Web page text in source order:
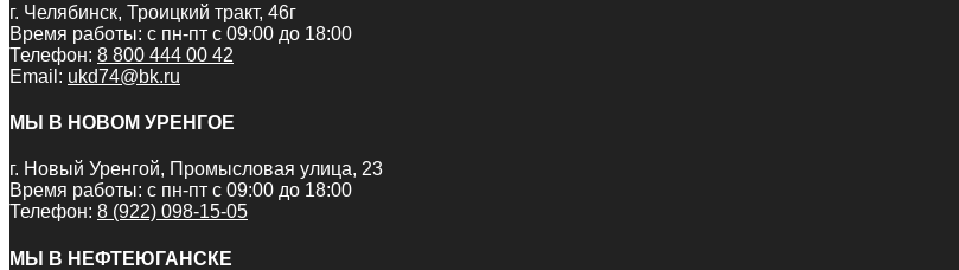
г. Челябинск, Троицкий тракт, 46г
Время работы: с пн-пт с 09:00 до 18:00
Телефон: 8 800 444 00 42
Email: ukd74@bk.ru
МЫ В НОВОМ УРЕНГОЕ
г. Новый Уренгой, Промысловая улица, 23
Время работы: с пн-пт с 09:00 до 18:00
Телефон: 8 (922) 098-15-05
МЫ В НЕФТЕЮГАНСКЕ